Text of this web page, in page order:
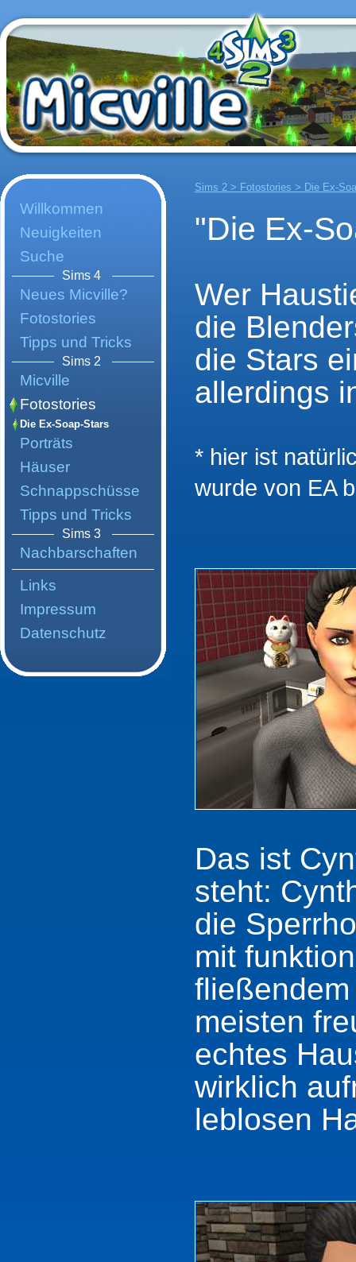
Sims 2 > Fotostories > Die Ex-
Willkommen
Neuigkeiten
Suche
Sims 4
Neues Micville?
Fotostories
Tipps und Tricks
Sims 2
Micville
Fotostories
Die Ex-Soap-Stars
Porträts
Häuser
Schnappschüsse
Tipps und Tricks
Sims 3
Nachbarschaften
Links
Impressum
Datenschutz
"Die Ex-
Wer
die
die Stars
allerdings
* hier ist
wurde von EA
Das ist
steht:
die
mit
meisten
echtes
wirklich
leblosen